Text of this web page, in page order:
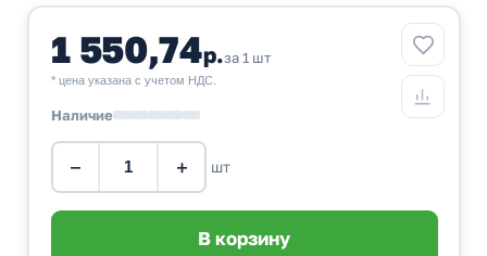
1 550,74р.за 1 шт
* цена указана с учетом НДС.
Наличие
− + шт